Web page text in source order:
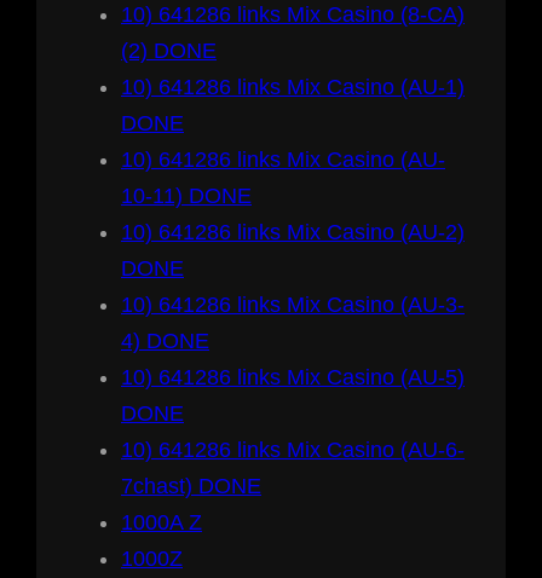
10) 641286 links Mix Casino (8-CA)
(2) DONE
10) 641286 links Mix Casino (AU-1)
DONE
10) 641286 links Mix Casino (AU-
10-11) DONE
10) 641286 links Mix Casino (AU-2)
DONE
10) 641286 links Mix Casino (AU-3-
4) DONE
10) 641286 links Mix Casino (AU-5)
DONE
10) 641286 links Mix Casino (AU-6-
7chast) DONE
1000A Z
1000Z